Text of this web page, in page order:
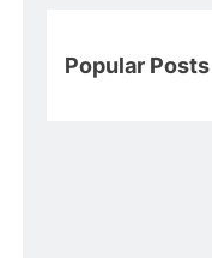
Popular Posts